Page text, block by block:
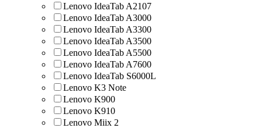
Lenovo IdeaTab A2107
Lenovo IdeaTab A3000
Lenovo IdeaTab A3300
Lenovo IdeaTab A3500
Lenovo IdeaTab A5500
Lenovo IdeaTab A7600
Lenovo IdeaTab S6000L
Lenovo K3 Note
Lenovo K900
Lenovo K910
Lenovo Miix 2